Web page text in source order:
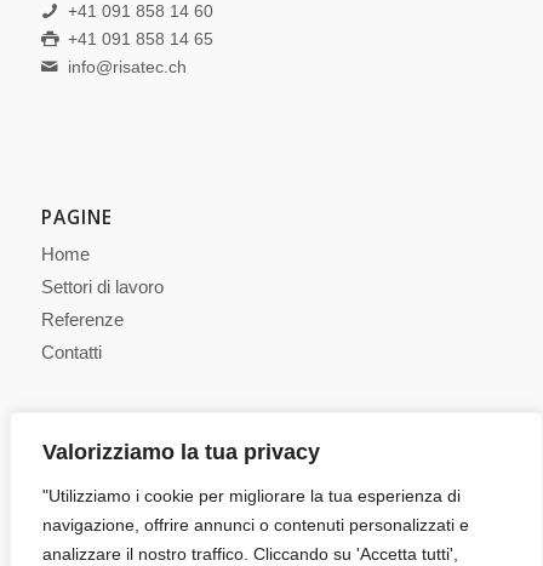
Valorizziamo la tua privacy
"Utilizziamo i cookie per migliorare la tua esperienza di
navigazione, offrire annunci o contenuti personalizzati e
analizzare il nostro traffico. Cliccando su 'Accetta tutti',
+41 091 858 14 60
+41 091 858 14 65
info@risatec.ch
PAGINE
Home
Settori di lavoro
Referenze
Contatti
SEGUICI SU FACEBOOK